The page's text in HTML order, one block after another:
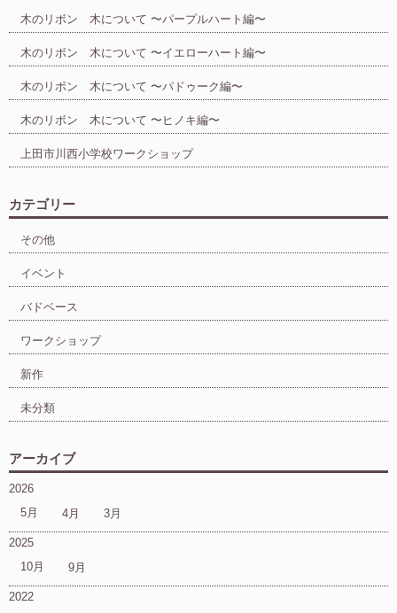
木のリボン 木について 〜パープルハート編〜
木のリボン 木について 〜イエローハート編〜
木のリボン 木について 〜パドゥーク編〜
木のリボン 木について 〜ヒノキ編〜
上田市川西小学校ワークショップ
カテゴリー
その他
イベント
バドベース
ワークショップ
新作
未分類
アーカイブ
2026
5月
4月 3月
2025
10月
9月
2022